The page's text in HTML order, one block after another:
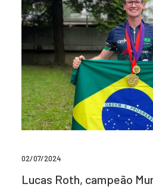
02/07/2024
Lucas Roth, campeão